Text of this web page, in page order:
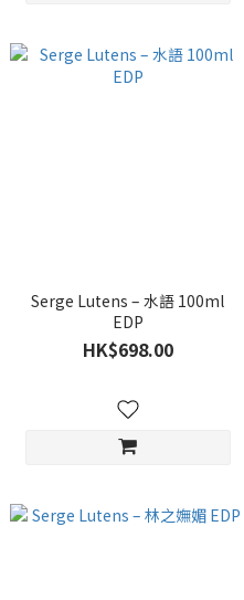
Serge Lutens – 水語 100ml
EDP
HK$698.00